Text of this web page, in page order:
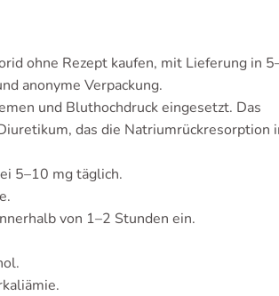
ohne Rezept kaufen, mit Lieferung in
anonyme Verpackung.
und Bluthochdruck eingesetzt. Das
das die Natriumrückresorption
5–10 mg täglich.
von 1–2 Stunden ein.